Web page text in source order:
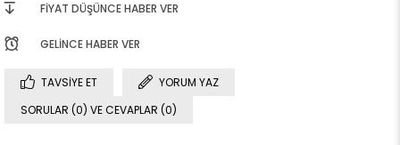
FIYAT DÜŞÜNCE HABER VER
GELINCE HABER VER
TAVSIYE ET
YORUM YAZ
SORULAR (0) VE CEVAPLAR (0)